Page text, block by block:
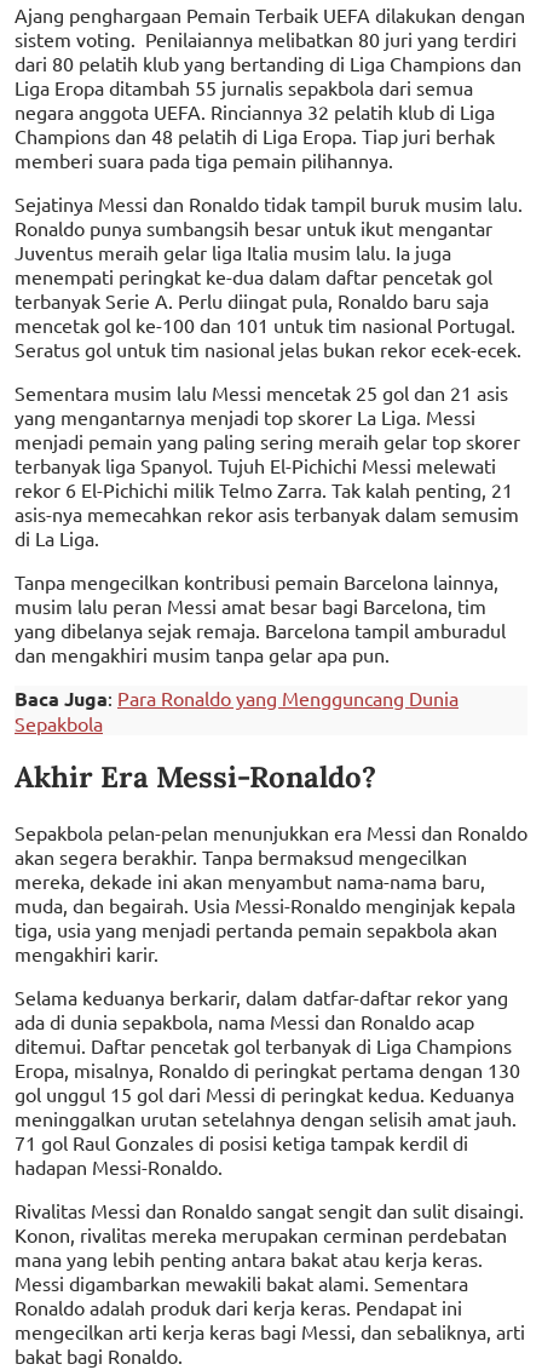
Ajang penghargaan Pemain Terbaik UEFA dilakukan dengan
sistem voting. Penilaiannya melibatkan 80 juri yang terdiri
dari 80 pelatih klub yang bertanding di Liga Champions dan
Liga Eropa ditambah 55 jurnalis sepakbola dari semua
negara anggota UEFA. Rinciannya 32 pelatih klub di Liga
Champions dan 48 pelatih di Liga Eropa. Tiap juri berhak
memberi suara pada tiga pemain pilihannya.
Sejatinya Messi dan Ronaldo tidak tampil buruk musim lalu.
Ronaldo punya sumbangsih besar untuk ikut mengantar
Juventus meraih gelar liga Italia musim lalu. Ia juga
menempati peringkat ke-dua dalam daftar pencetak gol
terbanyak Serie A. Perlu diingat pula, Ronaldo baru saja
mencetak gol ke-100 dan 101 untuk tim nasional Portugal.
Seratus gol untuk tim nasional jelas bukan rekor ecek-ecek.
Sementara musim lalu Messi mencetak 25 gol dan 21 asis
yang mengantarnya menjadi top skorer La Liga. Messi
menjadi pemain yang paling sering meraih gelar top skorer
terbanyak liga Spanyol. Tujuh El-Pichichi Messi melewati
rekor 6 El-Pichichi milik Telmo Zarra. Tak kalah penting, 21
asis-nya memecahkan rekor asis terbanyak dalam semusim
di La Liga.
Tanpa mengecilkan kontribusi pemain Barcelona lainnya,
musim lalu peran Messi amat besar bagi Barcelona, tim
yang dibelanya sejak remaja. Barcelona tampil amburadul
dan mengakhiri musim tanpa gelar apa pun.
Baca Juga: Para Ronaldo yang Mengguncang Dunia
Sepakbola
Akhir Era Messi-Ronaldo?
Sepakbola pelan-pelan menunjukkan era Messi dan Ronaldo
akan segera berakhir. Tanpa bermaksud mengecilkan
mereka, dekade ini akan menyambut nama-nama baru,
muda, dan begairah. Usia Messi-Ronaldo menginjak kepala
tiga, usia yang menjadi pertanda pemain sepakbola akan
mengakhiri karir.
Selama keduanya berkarir, dalam datfar-daftar rekor yang
ada di dunia sepakbola, nama Messi dan Ronaldo acap
ditemui. Daftar pencetak gol terbanyak di Liga Champions
Eropa, misalnya, Ronaldo di peringkat pertama dengan 130
gol unggul 15 gol dari Messi di peringkat kedua. Keduanya
meninggalkan urutan setelahnya dengan selisih amat jauh.
71 gol Raul Gonzales di posisi ketiga tampak kerdil di
hadapan Messi-Ronaldo.
Rivalitas Messi dan Ronaldo sangat sengit dan sulit disaingi.
Konon, rivalitas mereka merupakan cerminan perdebatan
mana yang lebih penting antara bakat atau kerja keras.
Messi digambarkan mewakili bakat alami. Sementara
Ronaldo adalah produk dari kerja keras. Pendapat ini
mengecilkan arti kerja keras bagi Messi, dan sebaliknya, arti
bakat bagi Ronaldo.